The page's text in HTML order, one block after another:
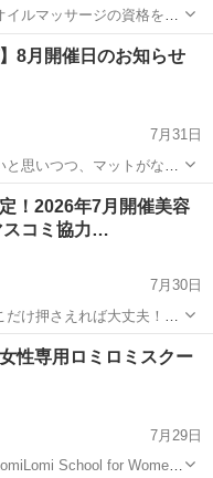
として働きたい方の為に
民間
8月開催日のお知らせ
7月31日
められなかった方にお勧
かいマットになっていま
タヨガ
！2026年7月開催美容
スコミ協力…
7月30日
け押さえれば大丈夫！リ
歓迎！
令和8年 7月 日曜日開催 【鍼灸資格者もしくは鍼灸学生限定】 ...
性専用ロミロミスクー
7月29日
School for Women